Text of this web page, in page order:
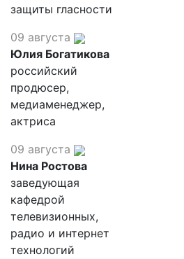
защиты гласности
09 августа
Юлия Богатикова
российский
продюсер,
медиаменеджер,
актриса
09 августа
Нина Ростова
заведующая
кафедрой
телевизионных,
радио и интернет
технологий